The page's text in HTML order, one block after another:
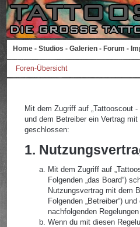
Home - Studios - Galerien - Forum -
Foren-Übersicht
Mit dem Zugriff auf „Tattooscout
und dem Betreiber ein Vertrag
geschlossen:
1.
Mit dem Zugriff auf
Folgenden „das Board“)
Nutzungsvertrag mit dem
Folgenden „Betreiber“)
nachfolgenden
Wenn du mit diesen